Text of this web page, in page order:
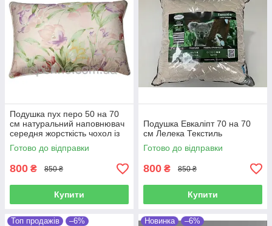
Подушка пух перо 50 на 70
см натуральний наповнювач
середня жорсткість чохол із
тика
Готово до відправки
800 ₴ 850 ₴
Купити
Подушка Евкаліпт 70 на 70
см Лелека Текстиль
Готово до відправки
800 ₴ 850 ₴
Купити
Топ продажів –6% Новинка –6%